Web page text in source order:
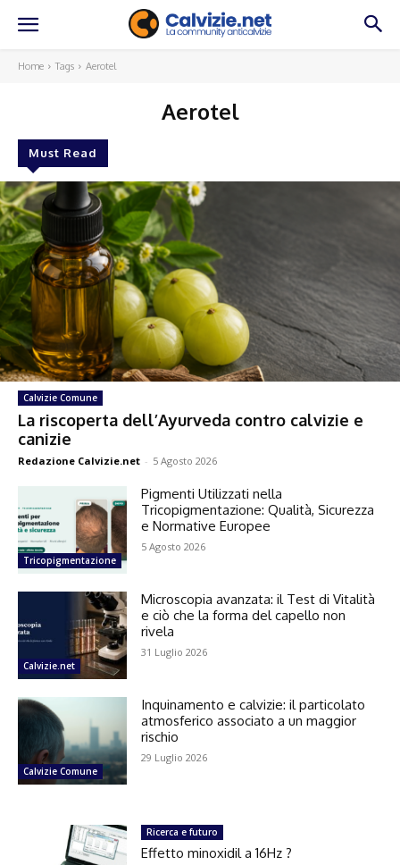
Home Tags Aerotel
Aerotel
Must Read
Calvizie Comune
La riscoperta dell’Ayurveda contro calvizie e
canizie
Redazione Calvizie.net - 5 Agosto 2026
Tricopigmentazione
Pigmenti Utilizzati nella
Tricopigmentazione: Qualità, Sicurezza
e Normative Europee
5 Agosto 2026
Calvizie.net
Microscopia avanzata: il Test di Vitalità
e ciò che la forma del capello non
rivela
31 Luglio 2026
Calvizie Comune
Inquinamento e calvizie: il particolato
atmosferico associato a un maggior
rischio
29 Luglio 2026
Ricerca e futuro
Effetto minoxidil a 16Hz ?